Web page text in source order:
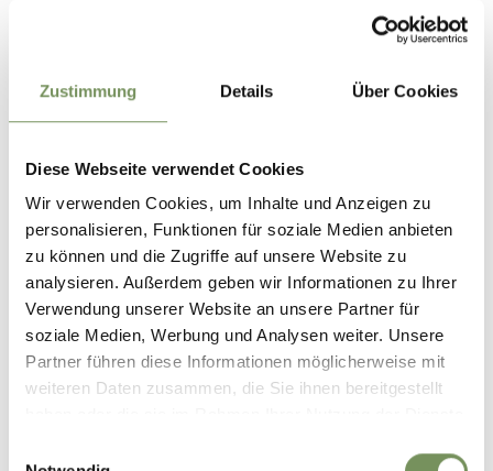
Zustimmung Details Über Cookies
Diese Webseite verwendet Cookies
Wir verwenden Cookies, um Inhalte und Anzeigen zu
personalisieren, Funktionen für soziale Medien anbieten
zu können und die Zugriffe auf unsere Website zu
analysieren. Außerdem geben wir Informationen zu Ihrer
Verwendung unserer Website an unsere Partner für
soziale Medien, Werbung und Analysen weiter. Unsere
Partner führen diese Informationen möglicherweise mit
weiteren Daten zusammen, die Sie ihnen bereitgestellt
VERANSTALTUNGEN
WEIHNACHTEN IM
PASSEIERTAL
LEONHARD